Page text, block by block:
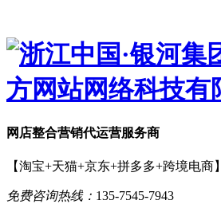
网店整合营销代运营服务商
【淘宝+天猫+京东+拼多多+跨境电商】
免费咨询热线： 135-7545-7943